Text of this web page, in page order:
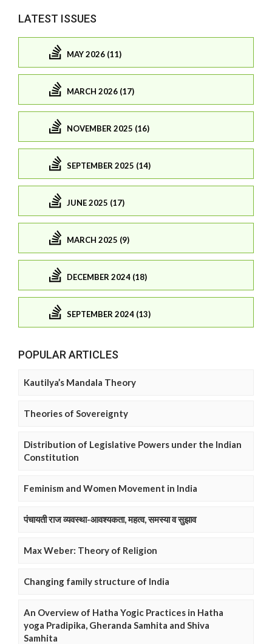
LATEST ISSUES
MAY 2026 (11)
MARCH 2026 (17)
NOVEMBER 2025 (16)
SEPTEMBER 2025 (14)
JUNE 2025 (17)
MARCH 2025 (9)
DECEMBER 2024 (18)
SEPTEMBER 2024 (13)
POPULAR ARTICLES
Kautilya’s Mandala Theory
Theories of Sovereignty
Distribution of Legislative Powers under the Indian
Constitution
Feminism and Women Movement in India
पंचायती राज व्यवस्था-आवश्यकता, महत्व, समस्या व सुझाव
Max Weber: Theory of Religion
Changing family structure of India
An Overview of Hatha Yogic Practices in Hatha
yoga Pradipika, Gheranda Samhita and Shiva
Samhita